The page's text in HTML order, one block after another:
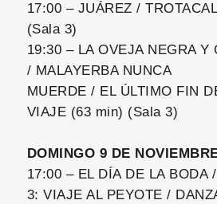
17:00 – JUÁREZ /
(Sala 3)
19:30 – LA OVEJA NEGRA Y
/ MALAYERBA NUNCA
MUERDE / EL ÚLTIMO FIN
VIAJE (63 min) (Sala 3)
DOMINGO 9 DE
17:00 – EL DÍA DE LA BODA
3: VIAJE AL PEYOTE /